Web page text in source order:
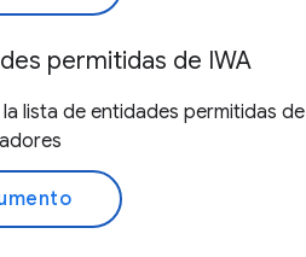
permitidas de IWA
lista de entidades permitidas de